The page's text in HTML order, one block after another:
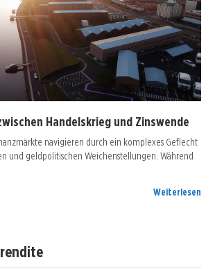
Handelskrieg und Zinswende
navigieren durch ein komplexes Geflecht
und geldpolitischen Weichenstellungen. Während
Weiterlesen